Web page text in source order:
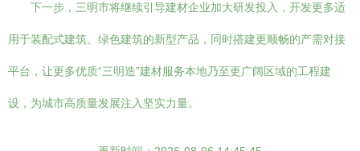
下一步，三明市将继续引导建材企业加大研发投入，开发更多适
用于装配式建筑、绿色建筑的新型产品，同时搭建更顺畅的产需对接
平台，让更多优质“三明造”建材服务本地乃至更广阔区域的工程建
设，为城市高质量发展注入坚实力量。